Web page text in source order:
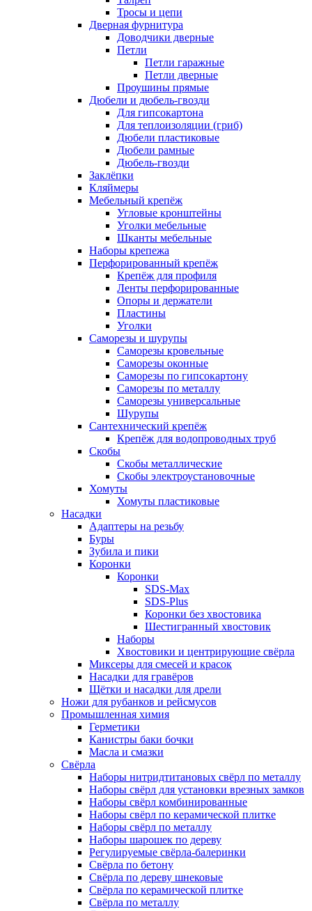
Тросы и цепи
Дверная фурнитура
Доводчики дверные
Петли
Петли гаражные
Петли дверные
Проушины прямые
Дюбели и дюбель-гвозди
Для гипсокартона
Для теплоизоляции (гриб)
Дюбели пластиковые
Дюбели рамные
Дюбель-гвозди
Заклёпки
Кляймеры
Мебельный крепёж
Угловые кронштейны
Уголки мебельные
Шканты мебельные
Наборы крепежа
Перфорированный крепёж
Крепёж для профиля
Ленты перфорированные
Опоры и держатели
Пластины
Уголки
Саморезы и шурупы
Саморезы кровельные
Саморезы оконные
Саморезы по гипсокартону
Саморезы по металлу
Саморезы универсальные
Шурупы
Сантехнический крепёж
Крепёж для водопроводных труб
Скобы
Скобы металлические
Скобы электроустановочные
Хомуты
Хомуты пластиковые
Насадки
Адаптеры на резьбу
Буры
Зубила и пики
Коронки
Коронки
SDS-Max
SDS-Plus
Коронки без хвостовика
Шестигранный хвостовик
Наборы
Хвостовики и центрирующие свёрла
Миксеры для смесей и красок
Насадки для гравёров
Щётки и насадки для дрели
Ножи для рубанков и рейсмусов
Промышленная химия
Герметики
Канистры баки бочки
Масла и смазки
Свёрла
Наборы нитридтитановых свёрл по металлу
Наборы свёрл для установки врезных замков
Наборы свёрл комбинированные
Наборы свёрл по керамической плитке
Наборы свёрл по металлу
Наборы шарошек по дереву
Регулируемые свёрла-балеринки
Свёрла по бетону
Свёрла по дереву шнековые
Свёрла по керамической плитке
Свёрла по металлу